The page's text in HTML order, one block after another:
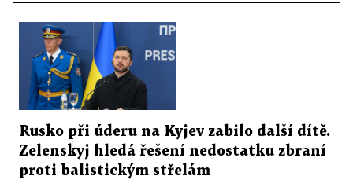
Rusko při úderu na Kyjev zabilo další dítě.
Zelenskyj hledá řešení nedostatku zbraní
proti balistickým střelám